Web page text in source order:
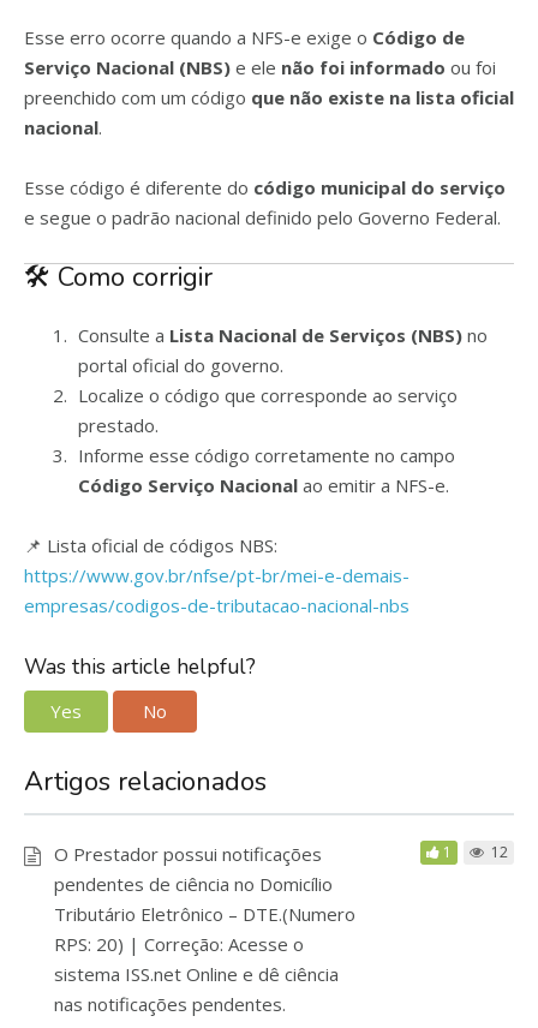
Esse erro ocorre quando a NFS-e exige o Código de
Serviço Nacional (NBS) e ele não foi informado ou foi
preenchido com um código que não existe na lista oficial
nacional.
Esse código é diferente do código municipal do serviço
e segue o padrão nacional definido pelo Governo Federal.
🛠️ Como corrigir
Consulte a Lista Nacional de Serviços (NBS) no
portal oficial do governo.
Localize o código que corresponde ao serviço
prestado.
Informe esse código corretamente no campo
Código Serviço Nacional ao emitir a NFS-e.
📌 Lista oficial de códigos NBS:
https://www.gov.br/nfse/pt-br/mei-e-demais-
empresas/codigos-de-tributacao-nacional-nbs
Was this article helpful?
Yes No
Artigos relacionados
O Prestador possui notificações
pendentes de ciência no Domicílio
Tributário Eletrônico – DTE.(Numero
RPS: 20) | Correção: Acesse o
sistema ISS.net Online e dê ciência
nas notificações pendentes.
1 12